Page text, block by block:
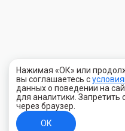
Нажимая «ОК» или
вы соглашаетесь с
данных о поведении на
для аналитики.
через браузер.
ОК